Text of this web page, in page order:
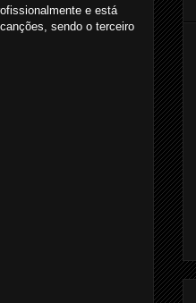
e está
sendo o terceiro